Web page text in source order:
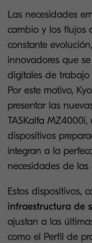
Las necesidades
cambio y los flujos
constante
innovadores que
digitales de trabajo
Por este motivo,
presentar las
TASKalfa
dispositivos
integran a la
necesidades de las
Estos dispositivos,
infraestructura de
ajustan a las
como el Perfil de